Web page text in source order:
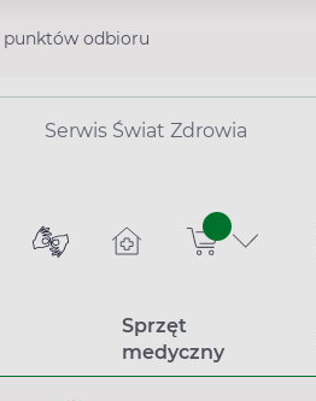
punktów odbioru
Serwis Świat Zdrowia
sztuk
Sprzęt
medyczny